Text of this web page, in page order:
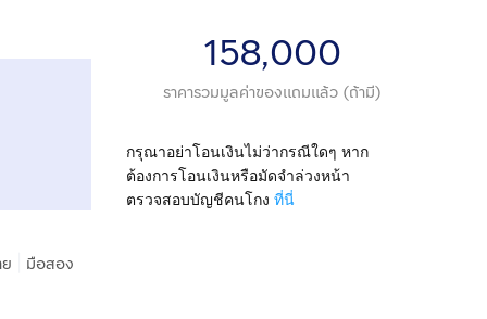
มือสอง
158,000
ราคารวมมูลค่าของแถมแล้ว (ถ้ามี)
กรุณาอย่าโอนเงินไม่ว่ากรณีใดๆ หาก
ต้องการโอนเงินหรือมัดจำล่วงหน้า
ตรวจสอบบัญชีคนโกง ที่นี่